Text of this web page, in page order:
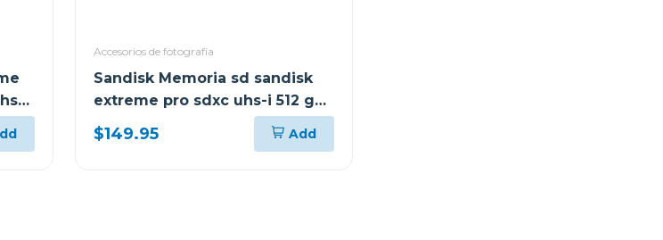
i
Accesorios de fotografía
Sandisk Memoria sd sandisk
extreme pro sdxc uhs-i 512 gb
200 mb/s sdsdxxd512
$149.95 Add